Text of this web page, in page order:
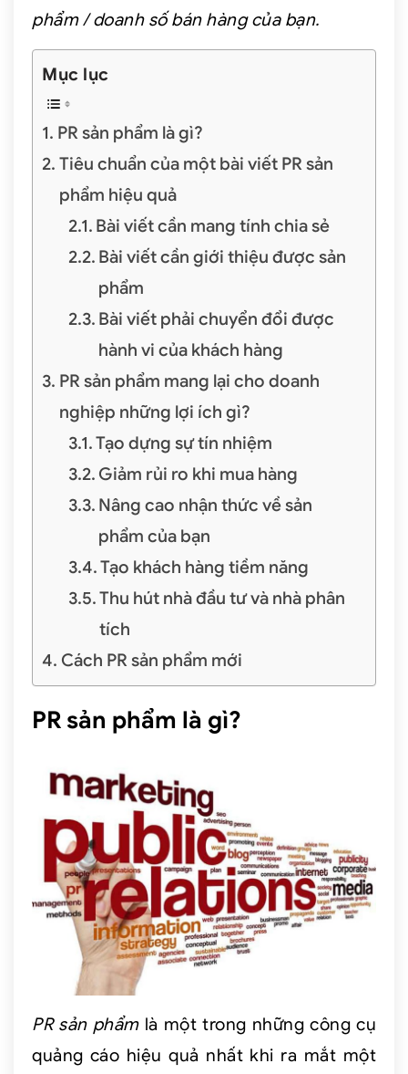
phẩm / doanh số bán hàng của bạn.
Mục lục
PR sản phẩm là gì?
Tiêu chuẩn của một bài viết PR sản
phẩm hiệu quả
Bài viết cần mang tính chia sẻ
Bài viết cần giới thiệu được sản
phẩm
Bài viết phải chuyển đổi được
hành vi của khách hàng
PR sản phẩm mang lại cho doanh
nghiệp những lợi ích gì?
Tạo dựng sự tín nhiệm
Giảm rủi ro khi mua hàng
Nâng cao nhận thức về sản
phẩm của bạn
Tạo khách hàng tiềm năng
Thu hút nhà đầu tư và nhà phân
tích
Cách PR sản phẩm mới
PR sản phẩm là gì?
PR sản phẩm là một trong những công cụ
quảng cáo hiệu quả nhất khi ra mắt một